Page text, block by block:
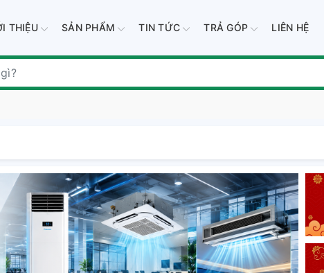
THIỆU SẢN PHẨM TIN TỨC TRẢ GÓP LIÊN HỆ